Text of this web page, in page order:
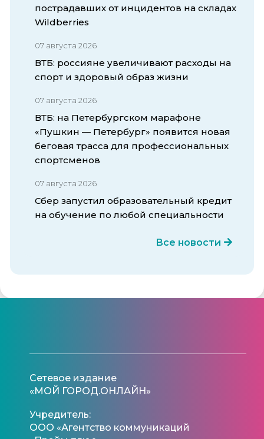
пострадавших от инцидентов на складах
Wildberries
07 августа 2026
ВТБ: россияне увеличивают расходы на
спорт и здоровый образ жизни
07 августа 2026
ВТБ: на Петербургском марафоне
«Пушкин — Петербург» появится новая
беговая трасса для профессиональных
спортсменов
07 августа 2026
Сбер запустил образовательный кредит
на обучение по любой специальности
Все новости
Сетевое издание
«МОЙ ГОРОД.ОНЛАЙН»
Учредитель:
ООО «Агентство коммуникаций